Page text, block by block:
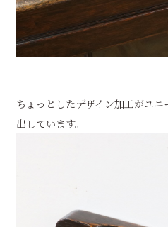
ちょっとしたデザイン加工がユ
出しています。